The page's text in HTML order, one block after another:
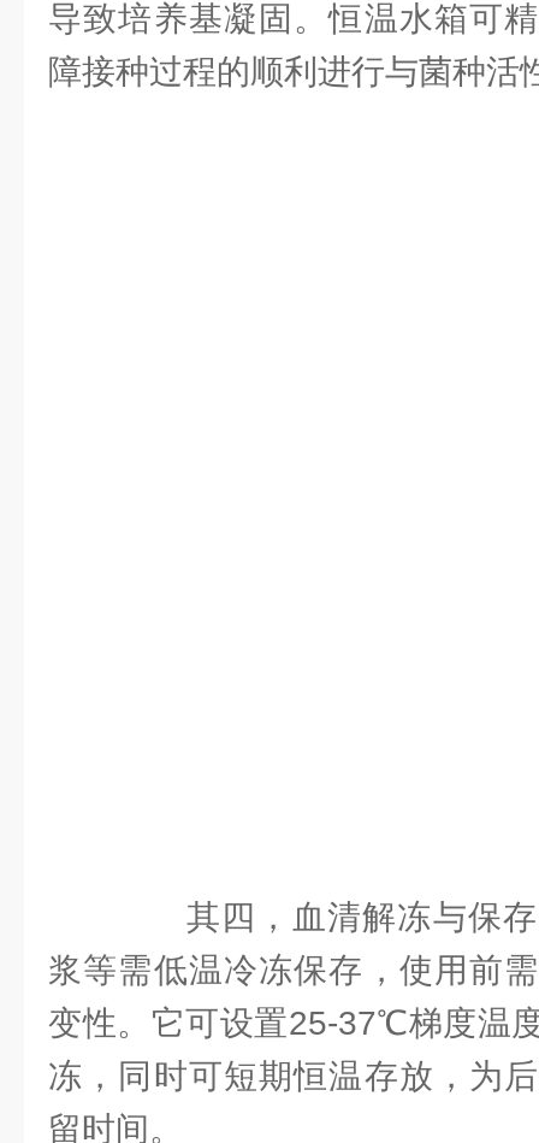
导致培养基凝固。恒温水箱可
障接种过程的顺利进行与菌种活
其四，血清解冻与保存
浆等需低温冷冻保存，使用前
变性。它可设置25-37℃梯度温
冻，同时可短期恒温存放，为
留时间。